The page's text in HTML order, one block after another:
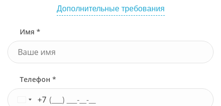
Дополнительные требования
Имя *
Телефон *
+7